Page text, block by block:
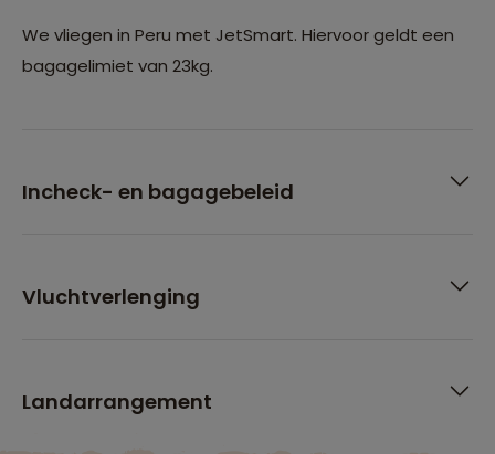
We vliegen in Peru met JetSmart. Hiervoor geldt een
bagagelimiet van 23kg.
Incheck- en bagagebeleid
Vluchtverlenging
Landarrangement